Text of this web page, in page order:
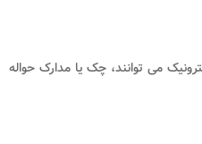
می توانند، چک یا مدارک حواله